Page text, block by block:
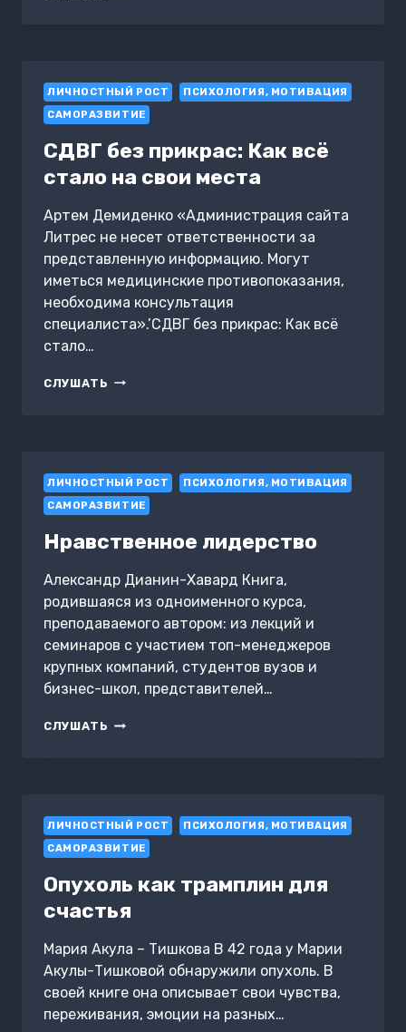
ВЫСОКОЙ
ЭФФЕКТИВНОСТИ»
ЛИЧНОСТНЫЙ РОСТ
ПСИХОЛОГИЯ, МОТИВАЦИЯ
САМОРАЗВИТИЕ
СДВГ без прикрас: Как всё
стало на свои места
Артем Демиденко «Администрация сайта
Литрес не несет ответственности за
представленную информацию. Могут
иметься медицинские противопоказания,
необходима консультация
специалиста».’СДВГ без прикрас: Как всё
стало…
СЛУШАТЬ СДВГ
НА
СВОИ
МЕСТА
ЛИЧНОСТНЫЙ РОСТ
ПСИХОЛОГИЯ, МОТИВАЦИЯ
САМОРАЗВИТИЕ
Нравственное лидерство
Александр Дианин-Хавард Книга,
родившаяся из одноименного курса,
преподаваемого автором: из лекций и
семинаров с участием топ-менеджеров
крупных компаний, студентов вузов и
бизнес-школ, представителей…
СЛУШАТЬ НРАВСТВЕННОЕ
ЛИЧНОСТНЫЙ РОСТ
ПСИХОЛОГИЯ, МОТИВАЦИЯ
САМОРАЗВИТИЕ
Опухоль как трамплин для
счастья
Мария Акула – Тишкова В 42 года у Марии
Акулы-Тишковой обнаружили опухоль. В
своей книге она описывает свои чувства,
переживания, эмоции на разных…